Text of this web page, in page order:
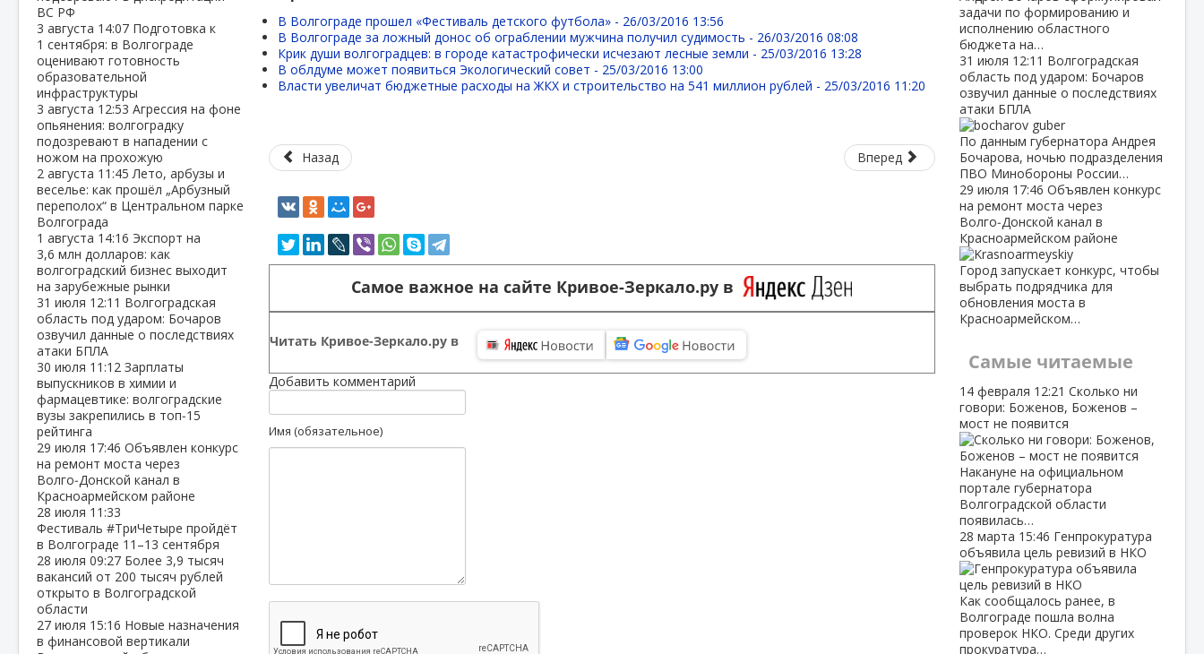
ВС РФ
3 августа 14:07 Подготовка к
1 сентября: в Волгограде
оценивают готовность
образовательной
инфраструктуры
3 августа 12:53 Агрессия на фоне
опьянения: волгоградку
подозревают в нападении с
ножом на прохожую
2 августа 11:45Лето, арбузы и
веселье: как прошёл „Арбузный
переполох“ в Центральном парке
Волгограда
1 августа 14:16 Экспорт на
3,6 млн долларов: как
волгоградский бизнес выходит
на зарубежные рынки
31 июля 12:11 Волгоградская
область под ударом: Бочаров
озвучил данные о последствиях
атаки БПЛА
30 июля 11:12 Зарплаты
выпускников в химии и
фармацевтике: волгоградские
вузы закрепились в топ‑15
рейтинга
29 июля 17:46 Объявлен конкурс
на ремонт моста через
Волго‑Донской канал в
Красноармейском районе
28 июля 11:33
Фестиваль #ТриЧетыре пройдёт
в Волгограде 11–13 сентября
28 июля 09:27 Более 3,9 тысяч
вакансий от 200 тысяч рублей
открыто в Волгоградской
области
27 июля 15:16 Новые назначения
в финансовой вертикали
В Волгограде прошел «Фестиваль детского футбола» - 26/03/2016 13:56
В Волгограде за ложный донос об ограблении мужчина получил судимость - 26/03/2016 08:08
Крик души волгоградцев: в городе катастрофически исчезают лесные земли - 25/03/2016 13:28
В облдуме может появиться Экологический совет - 25/03/2016 13:00
Власти увеличат бюджетные расходы на ЖКХ и строительство на 541 миллион рублей - 25/03/2016 11:20
Назад Вперед
Самое важное на сайте Кривое-Зеркало.ру в
Читать Кривое-Зеркало.ру в
Добавить комментарий
Имя (обязательное)
задачи по формированию и
исполнению областного
бюджета на…
31 июля 12:11 Волгоградская
область под ударом: Бочаров
озвучил данные о последствиях
атаки БПЛА
По данным губернатора Андрея
Бочарова, ночью подразделения
ПВО Минобороны России…
29 июля 17:46 Объявлен конкурс
на ремонт моста через
Волго‑Донской канал в
Красноармейском районе
Город запускает конкурс, чтобы
выбрать подрядчика для
обновления моста в
Красноармейском…
Самые читаемые
14 февраля 12:21 Сколько ни
говори: Боженов, Боженов –
мост не появится
Накануне на официальном
портале губернатора
Волгоградской области
появилась…
28 марта 15:46 Генпрокуратура
объявила цель ревизий в НКО
Как сообщалось ранее, в
Волгограде пошла волна
проверок НКО. Среди других
прокуратура…